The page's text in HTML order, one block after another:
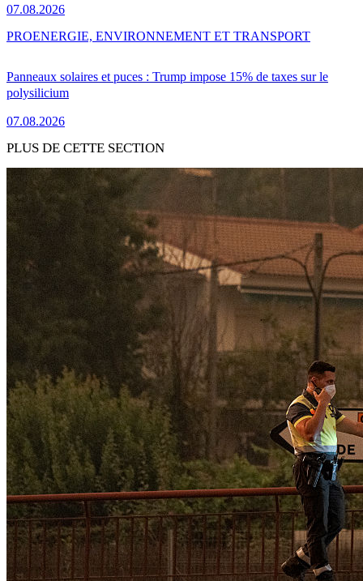
07.08.2026
Panneaux solaires et puces : Trump impose 15% de taxes sur le
polysilicium
07.08.2026
PROENERGIE, ENVIRONNEMENT ET TRANSPORT
PLUS DE CETTE SECTION